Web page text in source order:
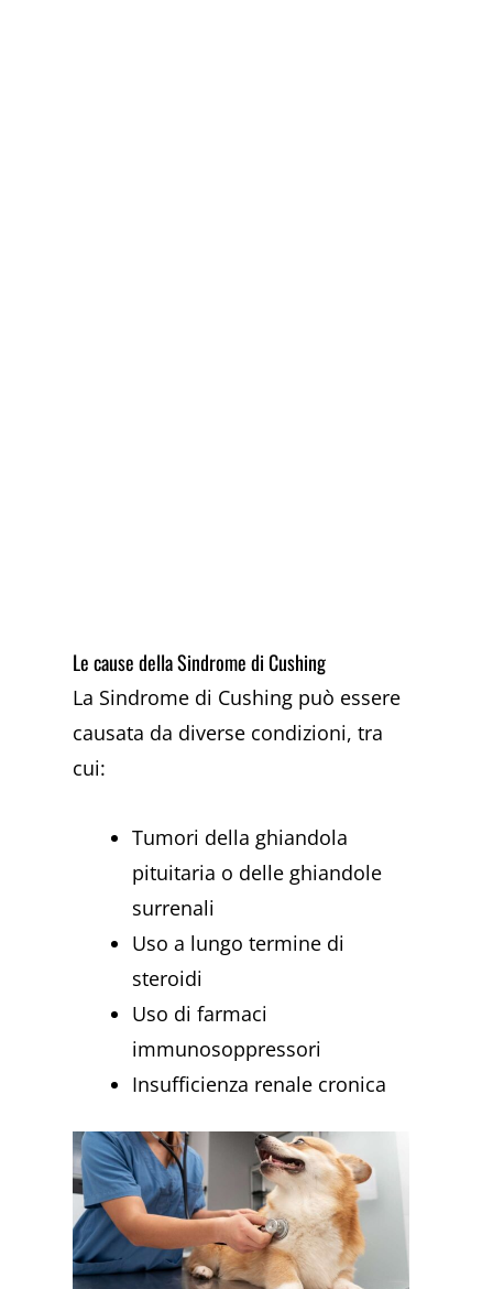
Le cause della Sindrome di Cushing
La Sindrome di Cushing può essere
causata da diverse condizioni, tra
cui:
Tumori della ghiandola
pituitaria o delle ghiandole
surrenali
Uso a lungo termine di
steroidi
Uso di farmaci
immunosoppressori
Insufficienza renale cronica